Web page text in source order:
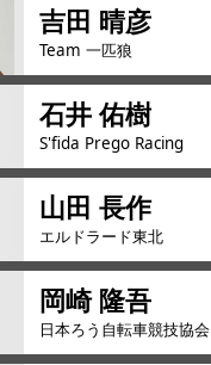
吉田 晴彦
Team 一匹狼
石井 佑樹
S'fida Prego Racing
山田 長作
エルドラード東北
岡崎 隆吾
日本ろう自転車競技協会